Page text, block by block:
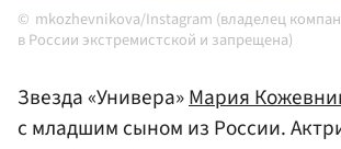
mkozhevnikova/Instagram (владелец
в России экстремистской и запрещена)
Звезда «Универа»Мария
с младшим сыном из России.